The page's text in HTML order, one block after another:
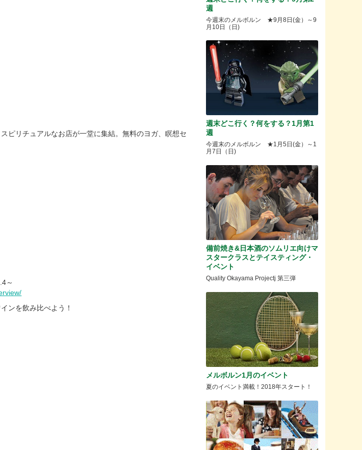
ピリチュアルなお店が一堂に集結。無料のヨガ、瞑想セ
～
ンを飲み比べよう！
週
今週末のメルボルン ★9月8日(金）～9
月10日（日)
週末どこ行く？何をする？1月第1
週
今週末のメルボルン ★1月5日(金）～1
月7日（日)
備前焼き&日本酒のソムリエ向けマ
スタークラスとテイスティング・
イベント
Quality Okayama Projectj 第三弾
メルボルン1月のイベント
夏のイベント満載！2018年スタート！